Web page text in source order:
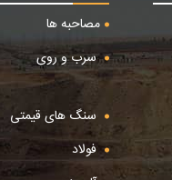
مصاحبه ها
سرب و روی
سنگ های قیمتی
فولاد